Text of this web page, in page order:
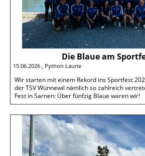
Die Blaue am
15.06.2026 , Python Laurie
Wir starten mit einem Rekord ins Sportfest
der TSV Wünnewil nämlich so zahlreich
Fest in Sarnen: Über fünfzig Blaue waren wir!